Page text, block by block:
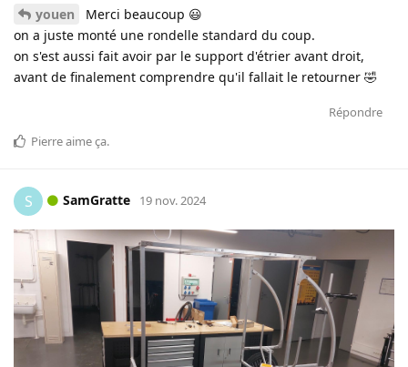
youen
Merci beaucoup 😃
on a juste monté une rondelle standard du coup.
on s'est aussi fait avoir par le support d'étrier avant droit,
avant de finalement comprendre qu'il fallait le retourner 🤣
Répondre
Pierreaime ça.
S SamGratte 19 nov. 2024